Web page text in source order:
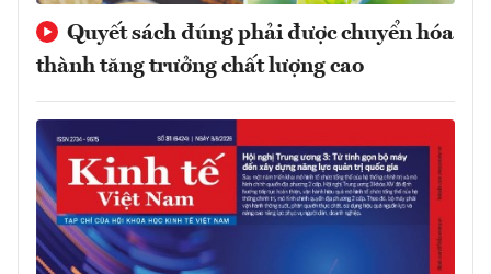
Quyết sách đúng phải được chuyển hóa
thành tăng trưởng chất lượng cao